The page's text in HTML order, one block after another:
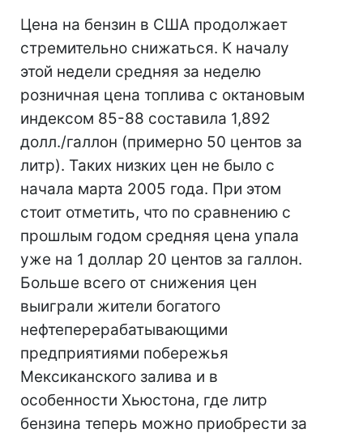
Цена на бензин в США продолжает
стремительно снижаться. К началу
этой недели средняя за неделю
розничная цена топлива с октановым
индексом 85-88 составила 1,892
долл./галлон (примерно 50 центов за
литр). Таких низких цен не было с
начала марта 2005 года. При этом
стоит отметить, что по сравнению с
прошлым годом средняя цена упала
уже на 1 доллар 20 центов за галлон.
Больше всего от снижения цен
выиграли жители богатого
нефтеперерабатывающими
предприятиями побережья
Мексиканского залива и в
особенности Хьюстона, где литр
бензина теперь можно приобрести за